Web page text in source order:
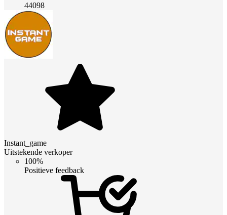
44098
Instant_game
Uitstekende verkoper
100%
Positieve feedback